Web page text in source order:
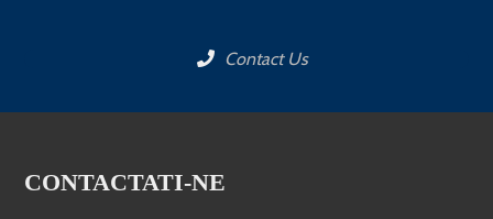
Contact Us
CONTACTATI-NE